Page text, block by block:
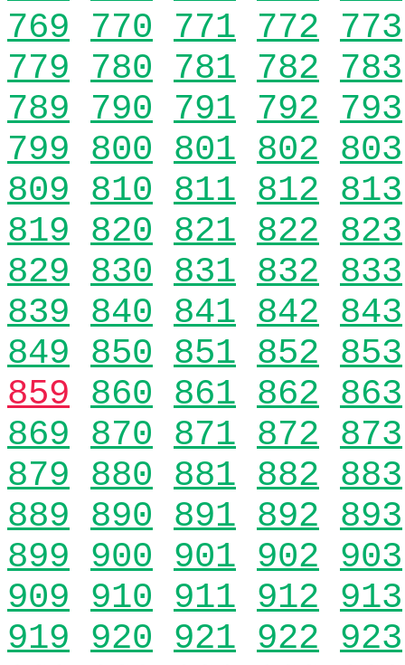
769 770 771 772 773
779 780 781 782 783
789 790 791 792 793
799 800 801 802 803
809 810 811 812 813
819 820 821 822 823
829 830 831 832 833
839 840 841 842 843
849 850 851 852 853
859 860 861 862 863
869 870 871 872 873
879 880 881 882 883
889 890 891 892 893
899 900 901 902 903
909 910 911 912 913
919 920 921 922 923